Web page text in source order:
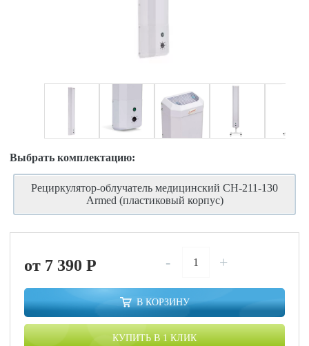
Выбрать комплектацию:
Рециркулятор-облучатель медицинский СН-211-130
Armed (пластиковый корпус)
от 7 390P - +
В КОРЗИНУ
КУПИТЬ В 1 КЛИК